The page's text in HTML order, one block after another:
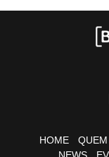
HOME
NEWS